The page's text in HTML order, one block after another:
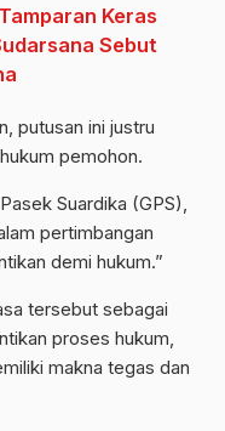
Keras
Sebut
putusan ini justru
pemohon.
Suardika (GPS),
pertimbangan
demi hukum.”
tersebut sebagai
proses hukum,
makna tegas dan